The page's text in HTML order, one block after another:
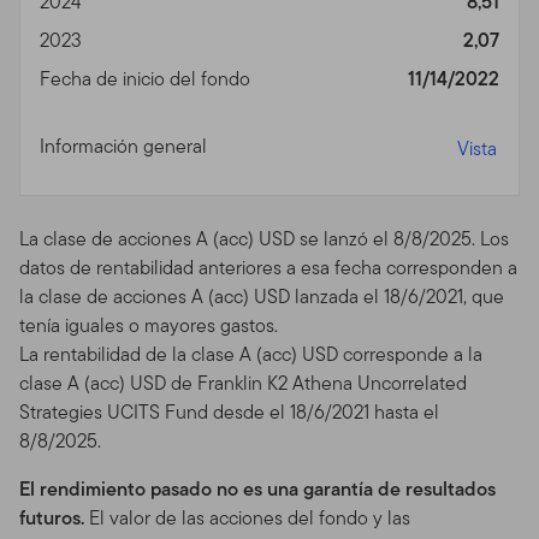
2023
2,07
Fecha de inicio del fondo
11/14/2022
Información general Vista
La clase de acciones A (acc) USD se lanzó el 8/8/2025. Los
datos de rentabilidad anteriores a esa fecha corresponden a
la clase de acciones A (acc) USD lanzada el 18/6/2021, que
tenía iguales o mayores gastos.
La rentabilidad de la clase A (acc) USD corresponde a la
clase A (acc) USD de Franklin K2 Athena Uncorrelated
Strategies UCITS Fund desde el 18/6/2021 hasta el
8/8/2025.
El rendimiento pasado no es una garantía de resultados
futuros. El valor de las acciones del fondo y las
esté fuera de las leyes de esa jurisdicción.
No hay recomendaciones de inversión o de
Sitio no está dirigido a proveer asesoramiento
impositivo, legal, de seguros o de inversiones, y nada en
alguna, para adquirir o disponer de inversión o
instrumento financiero alguno, o para adoptar una
estrategia de inversión o realizar una transacción. Si
bien ciertas herramientas disponibles en este Sitio
pueden proveer análisis generales de inversiones o
financieros basados en su información personalizada,
tales resultados no pueden ser interpretados como que
nosotros estamos proveyendo recomendaciones de
inversión o asesoramiento. A menos que esté
especificado de modo alternativo, sólo usted es